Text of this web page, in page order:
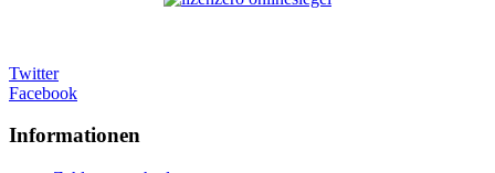
Twitter
Facebook
Informationen